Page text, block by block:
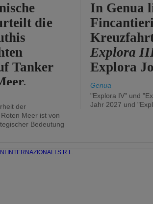
die
Tanker
der
Meer ist von
Bedeutung
In Genua
Explora
Explora
Genua
"Explora IV" und
Jahr 2027 und